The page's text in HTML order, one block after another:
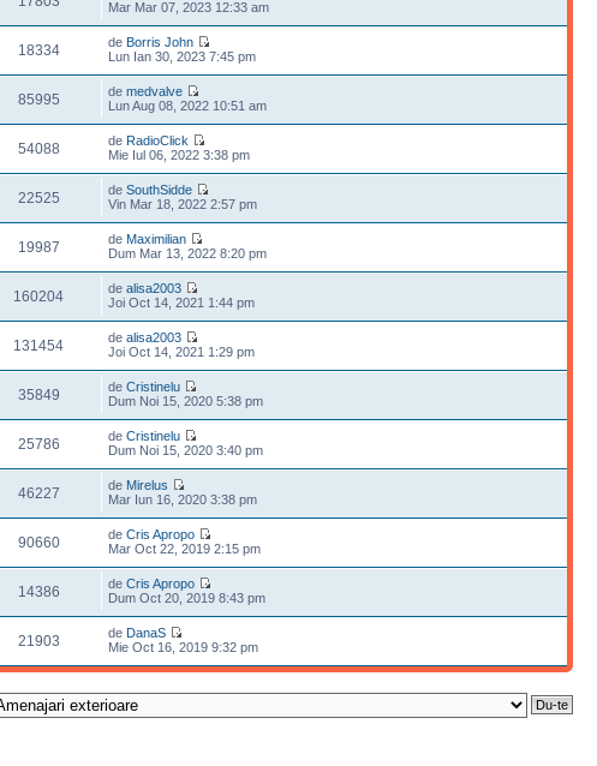
Mar Mar 07, 2023 12:33 am
18334 de Borris John
Lun Ian 30, 2023 7:45 pm
85995 demedvalve
Lun Aug 08, 2022 10:51 am
54088 de RadioClick
Mie Iul 06, 2022 3:38 pm
22525 deSouthSidde
Vin Mar 18, 2022 2:57 pm
19987 de Maximilian
Dum Mar 13, 2022 8:20 pm
160204 dealisa2003
Joi Oct 14, 2021 1:44 pm
131454 dealisa2003
Joi Oct 14, 2021 1:29 pm
35849 deCristinelu
Dum Noi 15, 2020 5:38 pm
25786 deCristinelu
Dum Noi 15, 2020 3:40 pm
46227 de Mirelus
Mar Iun 16, 2020 3:38 pm
90660 deCris Apropo
Mar Oct 22, 2019 2:15 pm
14386 deCris Apropo
Dum Oct 20, 2019 8:43 pm
21903 de DanaS
Mie Oct 16, 2019 9:32 pm